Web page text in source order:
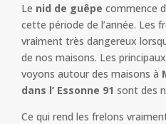
Le nid de guêpe commence
cette période de l’année. Les
vraiment très dangereux
de nos maisons. Les
voyons autour des maisons à
dans l’ Essonne 91 sont des
Ce qui rend les frelons